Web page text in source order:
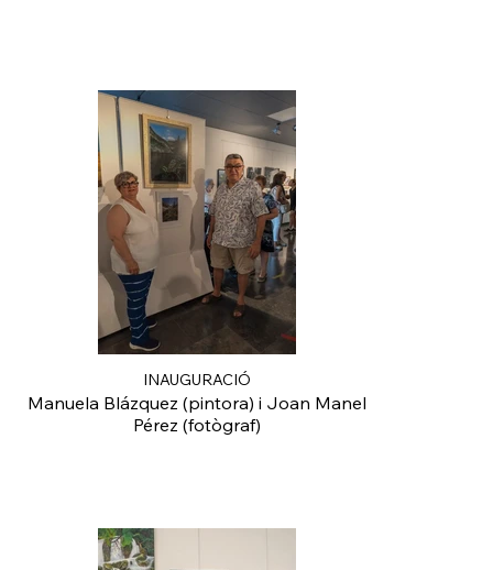
INAUGURACIÓ
Manuela Blázquez (pintora) i Joan Manel
Pérez (fotògraf)